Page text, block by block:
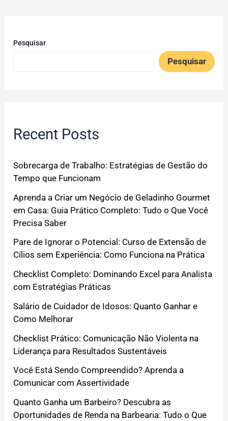
Pesquisar
Pesquisar
Recent Posts
Sobrecarga de Trabalho: Estratégias de Gestão do
Tempo que Funcionam
Aprenda a Criar um Negócio de Geladinho Gourmet
em Casa: Guia Prático Completo: Tudo o Que Você
Precisa Saber
Pare de Ignorar o Potencial: Curso de Extensão de
Cílios sem Experiência: Como Funciona na Prática
Checklist Completo: Dominando Excel para Analista
com Estratégias Práticas
Salário de Cuidador de Idosos: Quanto Ganhar e
Como Melhorar
Checklist Prático: Comunicação Não Violenta na
Liderança para Resultados Sustentáveis
Você Está Sendo Compreendido? Aprenda a
Comunicar com Assertividade
Quanto Ganha um Barbeiro? Descubra as
Oportunidades de Renda na Barbearia: Tudo o Que